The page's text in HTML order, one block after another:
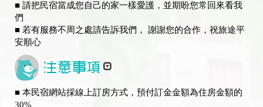
■ 請把民宿當成您自己的家一樣愛護，並期盼您常回來看我
們
■ 若有服務不周之處請告訴我們， 謝謝您的合作，祝旅途平
安順心
■ 本民宿網站採線上訂房方式，預付訂金金額為住房金額的
30%